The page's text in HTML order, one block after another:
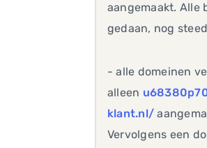
aangemaakt. Alle
gedaan, nog
- alle domeinen
alleen
klant.nl/
Vervolgens een